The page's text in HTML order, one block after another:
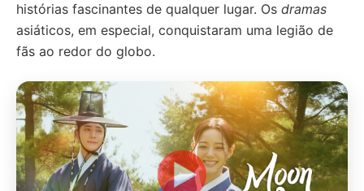
histórias fascinantes de qualquer lugar. Os dramas
asiáticos, em especial, conquistaram uma legião de
fãs ao redor do globo.